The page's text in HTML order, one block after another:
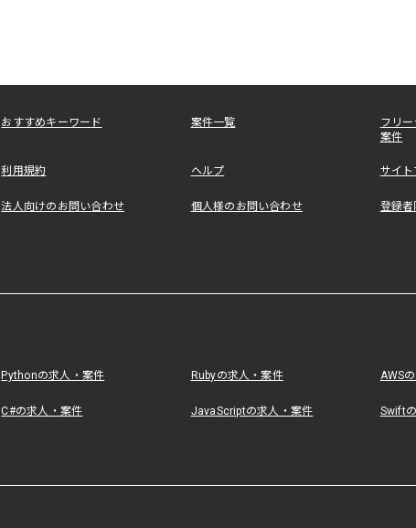
おすすめキーワード 案件一覧
フリ
案件
利用規約 ヘルプ サイ
法人向けのお問い合わせ 個人様のお問い合わせ 登録者
Pythonの求人・案件 Rubyの求人・案件 AWS
C#の求人・案件 JavaScriptの求人・案件 Swift